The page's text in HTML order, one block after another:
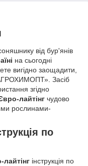
від бур'янів
на сьогодні
вигідно заощадити,
Засіб
згідно
лайтінг чудово
рослинами-
по
лайтінг інструкція по